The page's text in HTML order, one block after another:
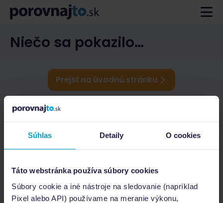
Súhlas Detaily O cookies
Táto webstránka používa súbory cookies
Súbory cookie a iné nástroje na sledovanie (napríklad
Pixel alebo API) používame na meranie výkonu,
Niečo sa pokazilo…
Prejsť na úvodnú stránku